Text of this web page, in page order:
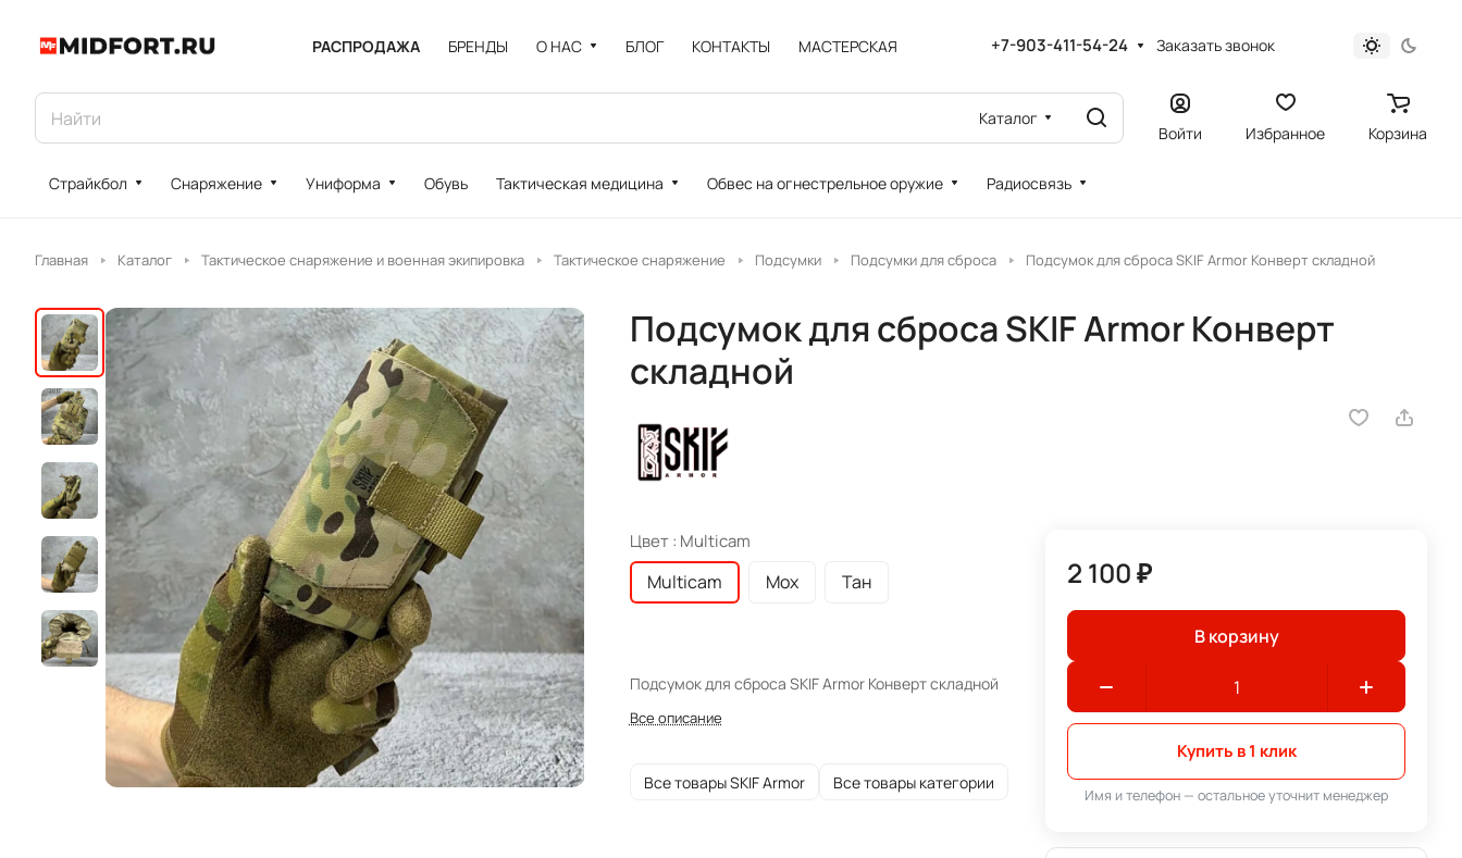
РАСПРОДАЖА БРЕНДЫ О НАС БЛОГ КОНТАКТЫ МАСТЕРСКАЯ +7-903-411-54-24 Заказать звонок
Каталог
Войти Избранное Корзина
Страйкбол Снаряжение Униформа Обувь Тактическая медицина Обвес на огнестрельное оружие Радиосвязь
Главная Каталог Тактическое снаряжение и военная экипировка Тактическое снаряжение Подсумки Подсумки для сброса Подсумок для сброса SKIF Armor Конверт складной
Подсумок для сброса SKIF Armor Конверт
складной
Цвет : Multicam
Multicam Мох Тан
Подсумок для сброса SKIF Armor Конверт складной
Все описание
Все товары SKIF Armor Все товары категории
2 100 ₽
В корзину
Купить в 1 клик
Имя и телефон — остальное уточнит менеджер